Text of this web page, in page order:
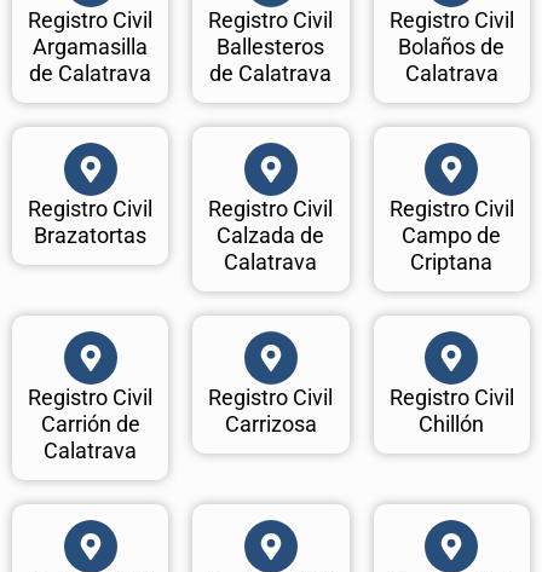
Registro Civil
Argamasilla
de Calatrava
Registro Civil
Ballesteros
de Calatrava
Registro Civil
Bolaños de
Calatrava
Registro Civil
Brazatortas
Registro Civil
Calzada de
Calatrava
Registro Civil
Campo de
Criptana
Registro Civil
Carrión de
Calatrava
Registro Civil
Carrizosa
Registro Civil
Chillón